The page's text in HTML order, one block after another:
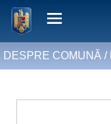
DESPRE COMUNĂ /